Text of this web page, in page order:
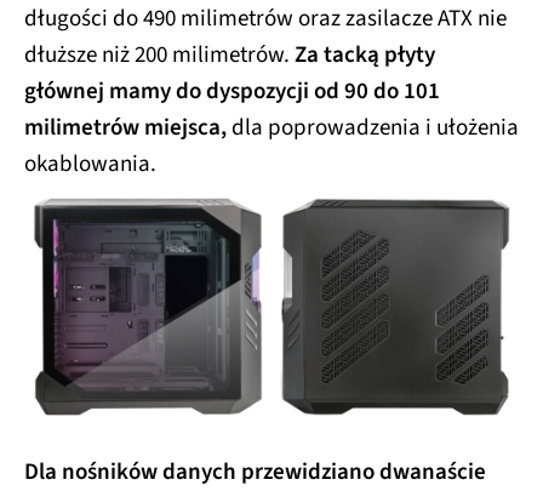
długości do 490 milimetrów oraz zasilacze ATX nie
dłuższe niż 200 milimetrów.Za tacką płyty
głównej mamy do dyspozycji od 90 do 101
milimetrów miejsca,dla poprowadzenia i ułożenia
okablowania.
Dla nośników danych przewidziano dwanaście